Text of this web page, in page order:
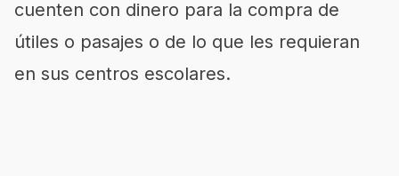
cuenten con dinero para la compra de
útiles o pasajes o de lo que les requieran
en sus centros escolares.